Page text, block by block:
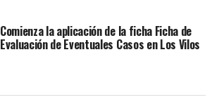
Comienza la aplicación de la ficha Ficha de
Evaluación de Eventuales Casos en Los Vilos